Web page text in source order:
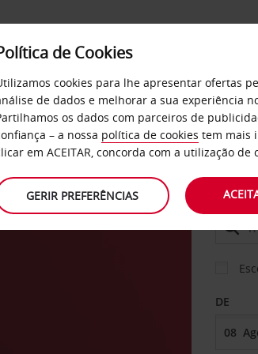
SERVIÇOS EMPRESAS
DE
de Cookies
cookies para lhe apresentar ofertas
de dados e melhorar a sua experiência
os dados com parceiros de
– a nossa política de cookies tem mais
em ACEITAR, concorda com a utilização de
GERIR PREFERÊNCIAS